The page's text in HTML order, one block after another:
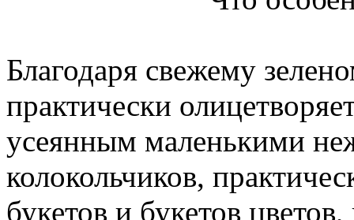
Благодаря свежему
практически
усеянным маленькими
колокольчиков,
букетов и букетов